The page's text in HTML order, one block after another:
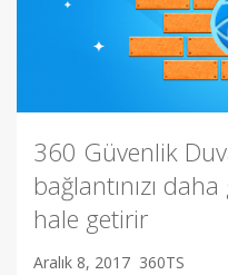
360 Güvenlik
bağlantınızı
hale getirir
Aralık 8, 2017 360TS